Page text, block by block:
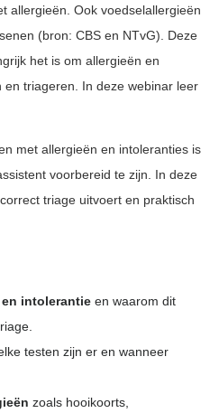
allergieën. Ook voedselallergieën
(bron: CBS en NTvG). Deze
het is om allergieën en
triageren. In deze webinar leer
met allergieën en intoleranties is
voorbereid te zijn. In deze
triage uitvoert en praktisch
intolerantie en waarom dit
testen zijn er en wanneer
zoals hooikoorts,